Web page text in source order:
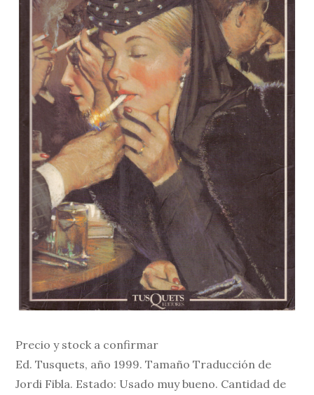
Precio y stock a confirmar
Ed. Tusquets, año 1999. Tamaño Traducción de
Jordi Fibla. Estado: Usado muy bueno. Cantidad de